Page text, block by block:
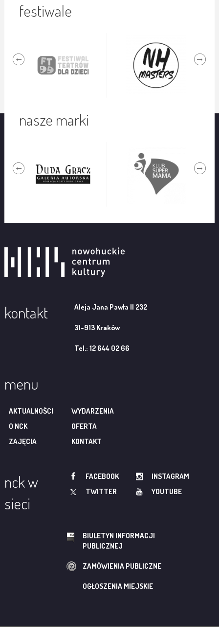
festiwale
nasze marki
kontakt Aleja Jana Pawła II 232
31-913 Kraków
Tel.: 12 644 02 66
menu
AKTUALNOŚCI
WYDARZENIA
O NCK
OFERTA
ZAJĘCIA
KONTAKT
nck w
sieci
FACEBOOK
INSTAGRAM
TWITTER
YOUTUBE
BIULETYN INFORMACJI
PUBLICZNEJ
ZAMÓWIENIA PUBLICZNE
OGŁOSZENIA MIEJSKIE